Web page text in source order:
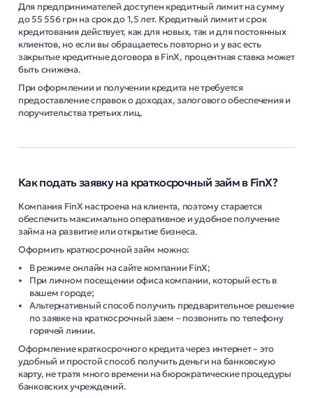
Для предпринимателей доступен кредитный лимит на сумму
до 55 556 грн на срок до 1,5 лет. Кредитный лимит и срок
кредитования действует, как для новых, так и для постоянных
клиентов, но если вы обращаетесь повторно и у вас есть
закрытые кредитные договора в FinX, процентная ставка может
быть снижена.
При оформлении и получении кредита не требуется
предоставление справок о доходах, залогового обеспечения и
поручительства третьих лиц.
Как подать заявку на краткосрочный займ в FinX?
Компания FinX настроена на клиента, поэтому старается
обеспечить максимально оперативное и удобное получение
займа на развитие или открытие бизнеса.
Оформить краткосрочной займ можно:
В режиме онлайн на сайте компании FinX;
При личном посещении офиса компании, который есть в
вашем городе;
Альтернативный способ получить предварительное решение
по заявке на краткосрочный заем – позвонить по телефону
горячей линии.
Оформление краткосрочного кредита через интернет – это
удобный и простой способ получить деньги на банковскую
карту, не тратя много времени на бюрократические процедуры
банковских учреждений.